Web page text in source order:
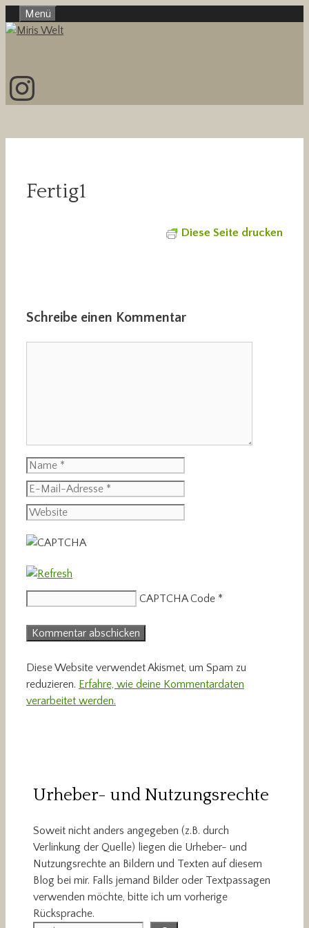
Inhalt
Menü
Instagram
Fertig1
Diese Seite drucken
Schreibe einen Kommentar
Name
E-
Mail-
Adresse
Website
CAPTCHA Code *
Diese Website verwendet Akismet, um Spam zu
reduzieren. Erfahre, wie deine Kommentardaten
verarbeitet werden.
Urheber- und Nutzungsrechte
Soweit nicht anders angegeben (z.B. durch
Verlinkung der Quelle) liegen die Urheber- und
Nutzungsrechte an Bildern und Texten auf diesem
Blog bei mir. Falls jemand Bilder oder Textpassagen
verwenden möchte, bitte ich um vorherige
Rücksprache.